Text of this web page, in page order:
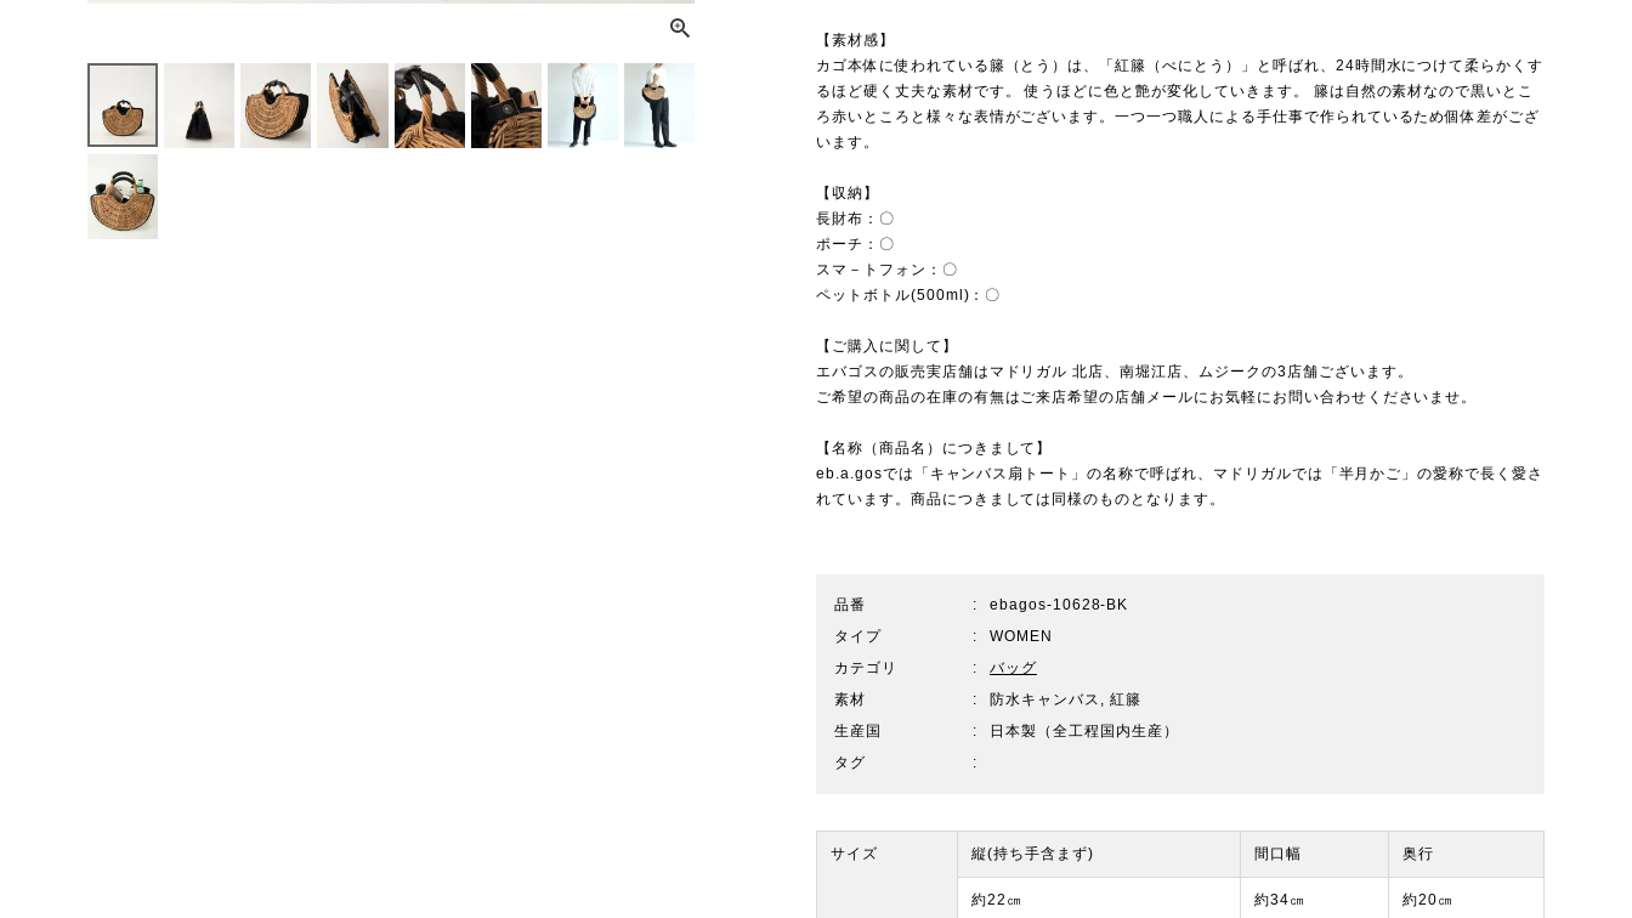
【素材感】
カゴ本体に使われている籐（とう）は、「紅籐（べにとう）」と呼ばれ、24時間水につけて柔らかくす
るほど硬く丈夫な素材です。 使うほどに色と艶が変化していきます。 籐は自然の素材なので黒いとこ
ろ赤いところと様々な表情がございます。一つ一つ職人による手仕事で作られているため個体差がござ
います。
【収納】
長財布：〇
ポーチ：〇
スマ－トフォン：〇
ペットボトル(500ml)：〇
【ご購入に関して】
エバゴスの販売実店舗は マドリガル 北店 、南堀江店 ムジーク の3店舗ございます。
ご希望の商品の在庫の有無はご来店希望の店舗メールにお気軽にお問い合わせくださいませ。
【名称（商品名）につきまして】
eb.a.gosでは「キャンバス扇トート」の名称で呼ばれ、マドリガルでは「半月かご」の愛称で長く愛さ
れています。商品につきましては同様のものとなります。
品番
ebagos-10628-BK
タイプ
WOMEN
カテゴリ
バッグ
素材
防水キャンバス, 紅籐
生産国
日本製（全工程国内生産）
タグ
サイズ 縦(持ち手含まず) 間口幅 奥行
約22㎝ 約34㎝ 約20㎝